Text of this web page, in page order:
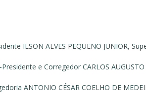
ILSON ALVES PEQUENO JUNIOR,
e Corregedor CARLOS
ANTONIO CÉSAR COELHO DE